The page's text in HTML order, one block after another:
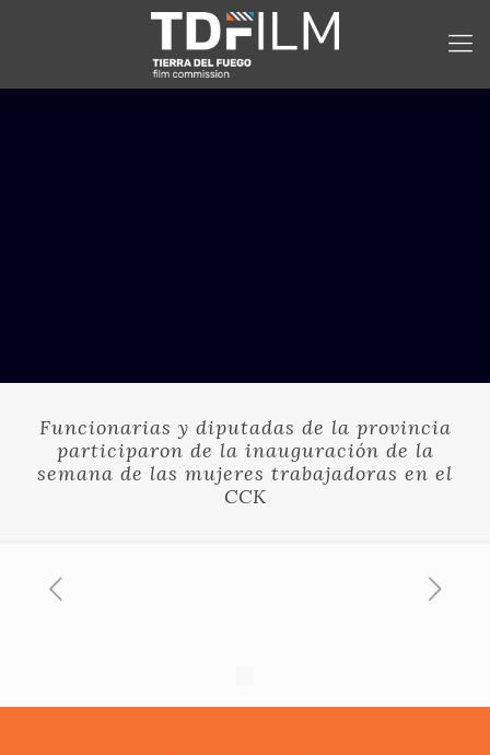
Funcionarias y diputadas de la provincia
participaron de la inauguración de la
semana de las mujeres trabajadoras en el
CCK